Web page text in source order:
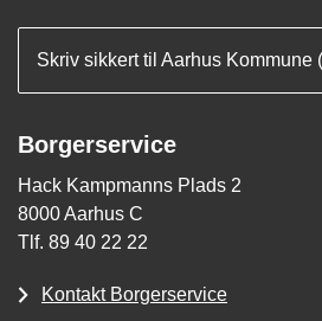
Skriv sikkert til Aarhus Kommune
Borgerservice
Hack Kampmanns Plads 2
8000 Aarhus C
Tlf. 89 40 22 22
Kontakt Borgerservice